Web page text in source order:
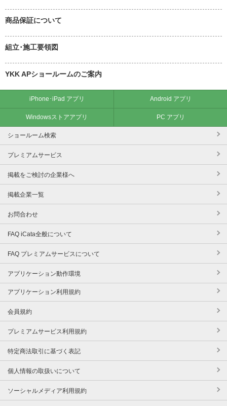
商品保証について
組立･施工要領図
YKK APショールームのご案内
iPhone･iPad アプリ Android アプリ
Windowsストアアプリ PC アプリ
ショールーム検索
プレミアムサービス
掲載をご検討の企業様へ
掲載企業一覧
お問合わせ
FAQ iCata全般について
FAQ プレミアムサービスについて
アプリケーション動作環境
アプリケーション利用規約
会員規約
プレミアムサービス利用規約
特定商法取引に基づく表記
個人情報の取扱いについて
ソーシャルメディア利用規約